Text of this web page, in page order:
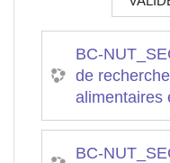
BC-
de
alimentaires
BC-